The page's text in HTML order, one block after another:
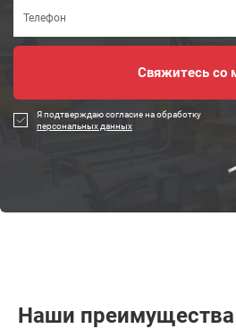
Я подтверждаю согласие на обработку
персональных данных
Наши преимущества